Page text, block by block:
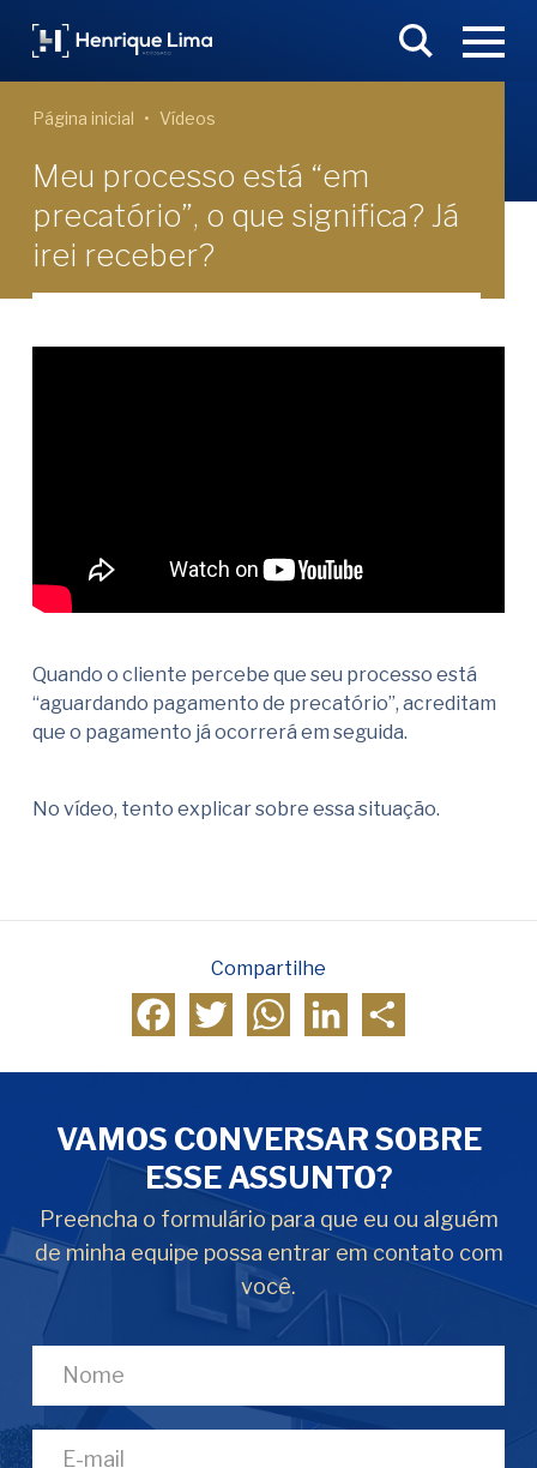
Página inicial Vídeos
Meu processo está “em
precatório”, o que significa? Já
irei receber?
Quando o cliente percebe que seu processo está
“aguardando pagamento de precatório”, acreditam
que o pagamento já ocorrerá em seguida.
No vídeo, tento explicar sobre essa situação.
Compartilhe
FacebookTwitter WhatsAppLinkedIn
VAMOS CONVERSAR SOBRE
ESSE ASSUNTO?
Preencha o formulário para que eu ou alguém
de minha equipe possa entrar em contato com
você.